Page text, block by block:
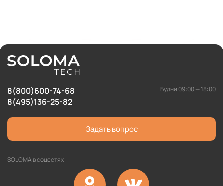
8(800)600-74-68
8(495)136-25-82
Будни 09:00 — 18:00
Задать вопрос
SOLOMA в соцсетях